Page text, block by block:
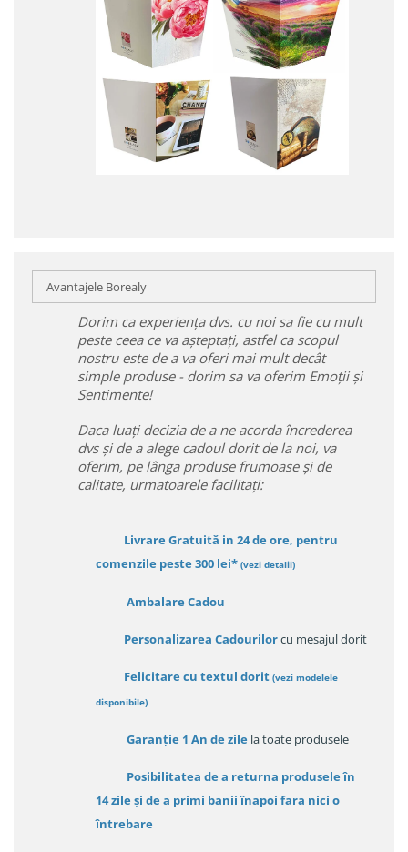
Avantajele Borealy
Dorim ca experiența dvs. cu noi sa fie cu mult
peste ceea ce va așteptați, astfel ca scopul
nostru este de a va oferi mai mult decât
simple produse - dorim sa va oferim Emoții și
Sentimente!
Daca luați decizia de a ne acorda încrederea
dvs și de a alege cadoul dorit de la noi, va
oferim, pe lânga produse frumoase și de
calitate, urmatoarele facilitați:
Livrare Gratuită in 24 de ore, pentru
comenzile peste 300 lei* (vezi detalii)
Ambalare Cadou
Personalizarea Cadourilorcu mesajul dorit
Felicitare cu textul dorit (vezi modelele
disponibile)
Garanție 1 An de zile la toate produsele
Posibilitatea de a returna produsele în
14 zileși de a primi banii înapoi fara nici o
întrebare